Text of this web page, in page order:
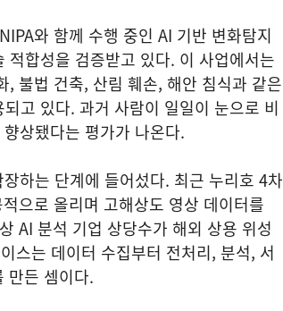
와 함께 수행 중인 AI 기반 변화탐지
합성을 검증받고 있다. 이 사업에서는
불법 건축, 산림 훼손, 해안 침식과 같은
고 있다. 과거 사람이 일일이 눈으로 비
상됐다는 평가가 나온다.
하는 단계에 들어섰다. 최근 누리호 4차
으로 올리며 고해상도 영상 데이터를
AI 분석 기업 상당수가 해외 상용 위성
스는 데이터 수집부터 전처리, 분석, 서
만든 셈이다.